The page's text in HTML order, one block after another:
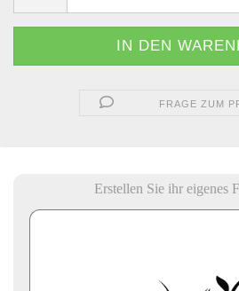
FRAGE ZUM
Erstellen Sie ihr eigenes